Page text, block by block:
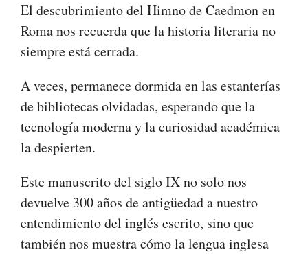
El descubrimiento del Himno de Caedmon en
Roma nos recuerda que la historia literaria no
siempre está cerrada.
A veces, permanece dormida en las estanterías
de bibliotecas olvidadas, esperando que la
tecnología moderna y la curiosidad académica
la despierten.
Este manuscrito del siglo IX no solo nos
devuelve 300 años de antigüedad a nuestro
entendimiento del inglés escrito, sino que
también nos muestra cómo la lengua inglesa